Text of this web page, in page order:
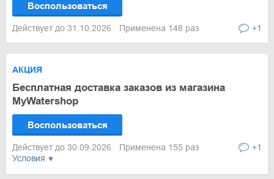
Воспользоваться
Действует до 31.10.2026 Применена 148 раз +1
Условия
АКЦИЯ
Бесплатная доставка заказов из магазина
MyWatershop
Воспользоваться
Действует до 30.09.2026 Применена 155 раз +1